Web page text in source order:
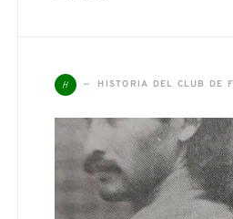
H HISTORIA DEL CLUB DE